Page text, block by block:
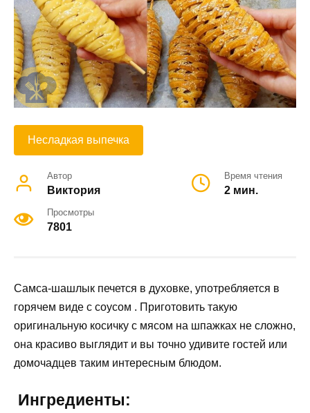
Несладкая выпечка
Автор
Виктория
Время чтения
2 мин.
Просмотры
7801
Самса-шашлык печется в духовке, употребляется в
горячем виде с соусом . Приготовить такую
оригинальную косичку с мясом на шпажках не сложно,
она красиво выглядит и вы точно удивите гостей или
домочадцев таким интересным блюдом.
Ингредиенты: